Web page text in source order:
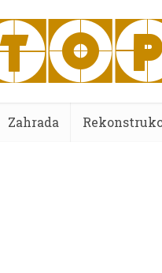
Zahrada